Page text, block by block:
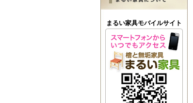
まるい家具モバイルサイト